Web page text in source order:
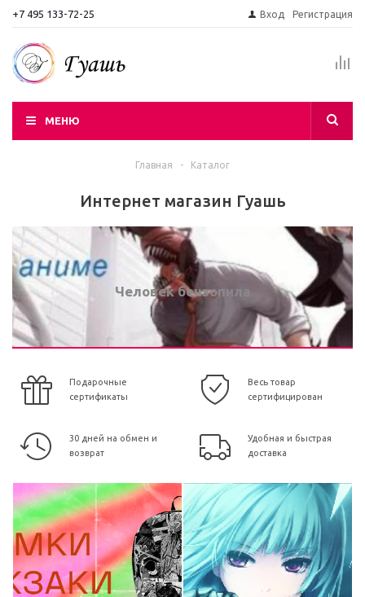
+7 495 133-72-25 Вход Регистрация
МЕНЮ
Главная - Каталог
Интернет магазин Гуашь
Человек бензопила
Подарочные
сертификаты
Весь товар
сертифицирован
30 дней на обмен и
возврат
Удобная и быстрая
доставка